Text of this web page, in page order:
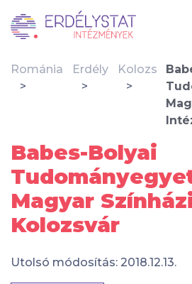
Románia Erdély Kolozs
Babes-Bolyai
Magyar
Kolozsvár
Utolsó módosítás: 2018.12.13.